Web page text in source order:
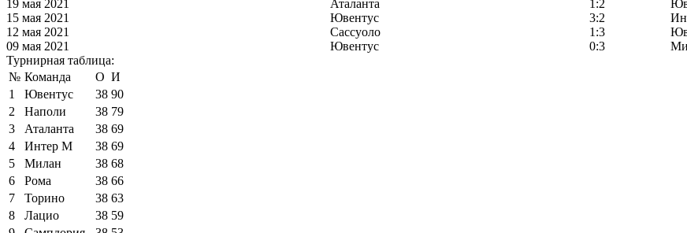
19 мая 2021
Аталанта 1:2
15 мая 2021
Ювентус 3:2
12 мая 2021
Сассуоло 1:3
09 мая 2021
Ювентус 0:3
Турнирная таблица:
№ Команда О И
1
Ювентус 38 90
2
Наполи 38 79
3
Аталанта 38 69
4
Интер М 38 69
5
Милан 38 68
6
Рома 38 66
7
Торино 38 63
8
Лацио 38 59